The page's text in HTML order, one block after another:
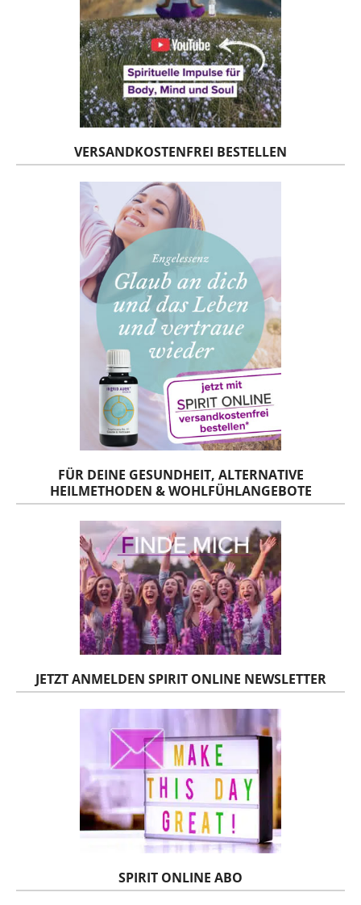
VERSANDKOSTENFREI BESTELLEN
FÜR DEINE GESUNDHEIT, ALTERNATIVE
HEILMETHODEN & WOHLFÜHLANGEBOTE
JETZT ANMELDEN SPIRIT ONLINE NEWSLETTER
SPIRIT ONLINE ABO